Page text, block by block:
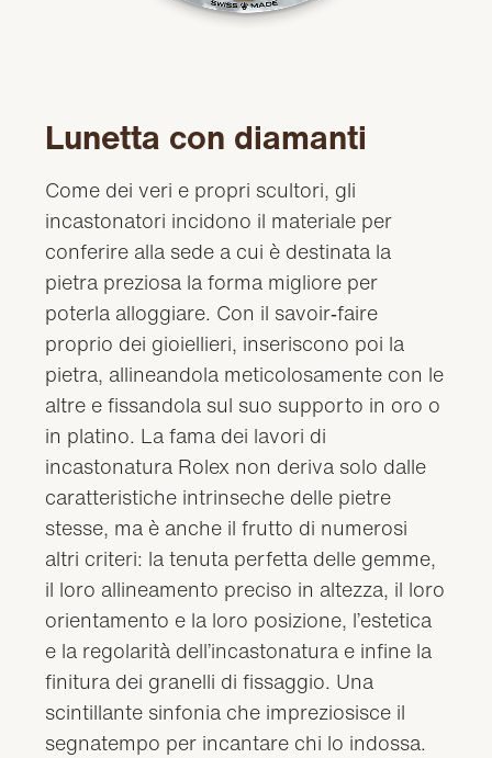
Lunetta con diamanti
Come dei veri e propri scultori, gli
incastonatori incidono il materiale per
conferire alla sede a cui è destinata la
pietra preziosa la forma migliore per
poterla alloggiare. Con il savoir‑faire
proprio dei gioiellieri, inseriscono poi la
pietra, allineandola meticolosamente con le
altre e fissandola sul suo supporto in oro o
in platino. La fama dei lavori di
incastonatura Rolex non deriva solo dalle
caratteristiche intrinseche delle pietre
stesse, ma è anche il frutto di numerosi
altri criteri: la tenuta perfetta delle gemme,
il loro allineamento preciso in altezza, il loro
orientamento e la loro posizione, l’estetica
e la regolarità dell’incastonatura e infine la
finitura dei granelli di fissaggio. Una
scintillante sinfonia che impreziosisce il
segnatempo per incantare chi lo indossa.